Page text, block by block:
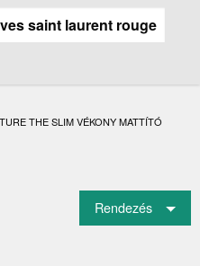
THE SLIM VÉKONY MATTÍTÓ
Rendezés